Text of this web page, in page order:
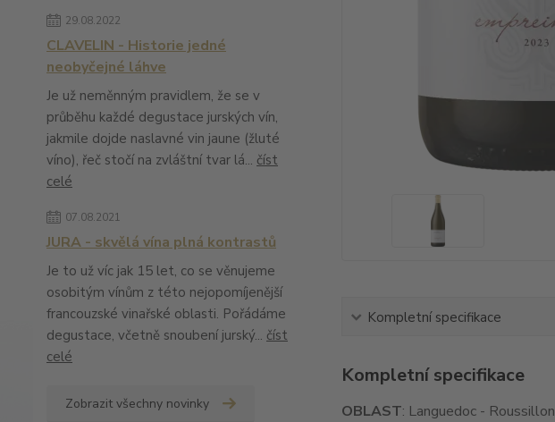
29.08.2022
CLAVELIN - Historie jedné
neobyčejné láhve
Je už neměnným pravidlem, že se v
průběhu každé degustace jurských vín,
jakmile dojde naslavné vin jaune (žluté
víno), řeč stočí na zvláštní tvar lá... číst
celé
07.08.2021
JURA - skvělá vína plná kontrastů
Je to už víc jak 15 let, co se věnujeme
osobitým vínům z této nejopomíjenější
francouzské vinařské oblasti. Pořádáme
degustace, včetně snoubení jurský... číst
celé
Zobrazit všechny novinky
Kompletní specifikace
Kompletní specifikace
OBLAST: Languedoc - Roussillon